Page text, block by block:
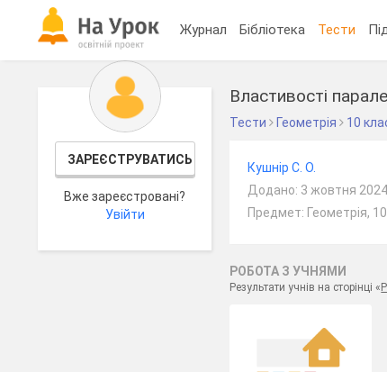
Журнал Бібліотека Тести
ЗАРЕЄСТРУВАТИСЬ
Вже зареєстровані?
Увійти
Властивості
Тести Геометрія 10
Кушнір С. О.
Додано: 3 жовтня 2024
Предмет: Геометрія,
РОБОТА З УЧНЯМИ
Результати учнів на сторінці «